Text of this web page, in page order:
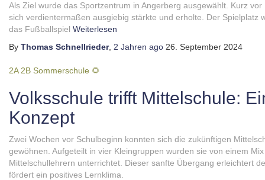
Als Ziel wurde das Sportzentrum in Angerberg ausgewählt. Kurz
sich verdientermaßen ausgiebig stärkte und erholte. Der Spielplatz
das Fußballspiel Weiterlesen
By Thomas Schnellrieder, 2 Jahren ago 26. September 2024
2A 2B Sommerschule 🌻
Volksschule trifft Mittelschule:
Konzept
Zwei Wochen vor Schulbeginn konnten sich die zukünftigen
gewöhnen. Aufgeteilt in vier Kleingruppen wurden sie von einem
Mittelschullehrern unterrichtet. Dieser sanfte Übergang erleichtert
fördert ein positives Lernklima.